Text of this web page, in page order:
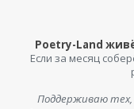
Poetry-Land
Если за месяц
Поддерживаю